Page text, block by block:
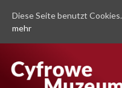
Diese Seite benutzt Cookies.
mehr